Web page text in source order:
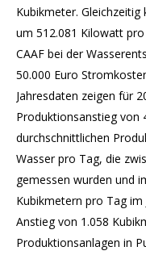
Kubikmeter.
um 512.081 Kilowatt
CAAF bei der
50.000 Euro
Jahresdaten zeigen für
Produktionsanstieg von
durchschnittlichen
Wasser pro Tag, die
gemessen wurden und
Kubikmetern pro Tag im
Anstieg von 1.058
Produktionsanlagen in